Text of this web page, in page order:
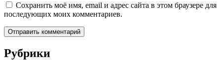
Сохранить моё имя, email и адрес сайта в этом браузере для
последующих моих комментариев.
Рубрики